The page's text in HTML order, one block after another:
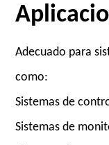
Adecuado para
como:
Sistemas de
Sistemas de